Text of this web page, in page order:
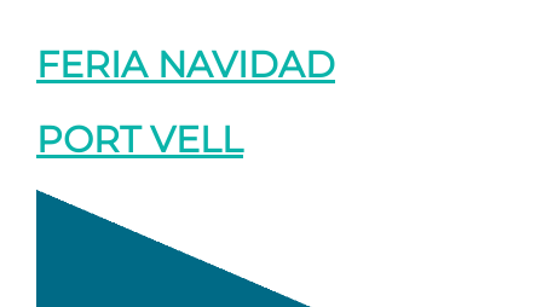
FERIA NAVIDAD
PORT VELL